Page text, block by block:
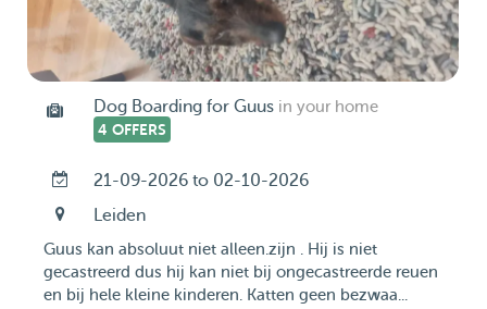
Dog Boarding for Guus in your home
4 OFFERS
21-09-2026 to 02-10-2026
Leiden
Guus kan absoluut niet alleen.zijn . Hij is niet
gecastreerd dus hij kan niet bij ongecastreerde reuen
en bij hele kleine kinderen. Katten geen bezwaa...